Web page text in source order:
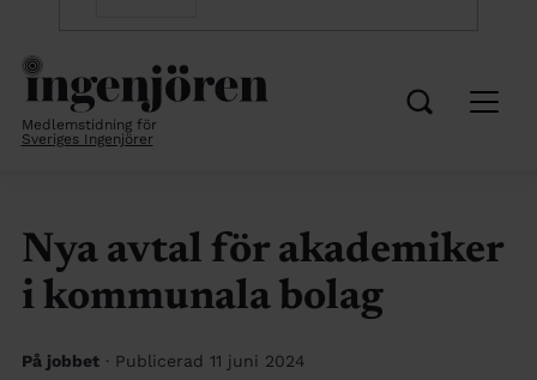
Medlemstidning för
Sveriges Ingenjörer
Nya avtal för akademiker
i kommunala bolag
På jobbet · Publicerad 11 juni 2024